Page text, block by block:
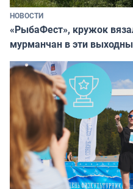
НОВОСТИ
«РыбаФест», кружок
мурманчан в эти